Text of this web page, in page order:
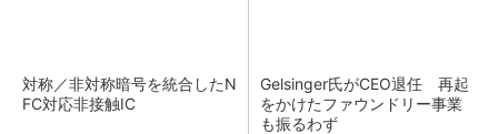
対称／非対称暗号を統合したN
FC対応非接触IC
Gelsinger氏がCEO退任 再起
をかけたファウンドリー事業
も振るわず